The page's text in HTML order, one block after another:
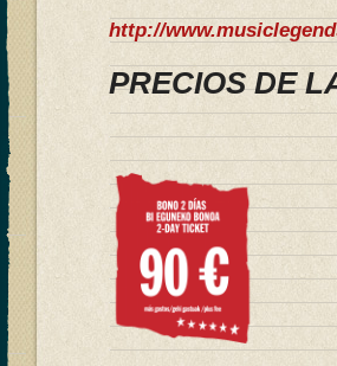
http://
PRECIOS DE